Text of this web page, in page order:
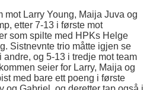
mot Larry Young, Maija Juva og
etter 7-13 i første mot
som spilte med HPKs Helge
Sistnevnte trio måtte igjen se
andre, og 5-13 i tredje mot team
seier for Larry, Maija og
med bare ett poeng i første